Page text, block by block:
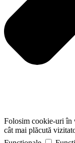
Folosim cookie-uri în
cât mai plăcută